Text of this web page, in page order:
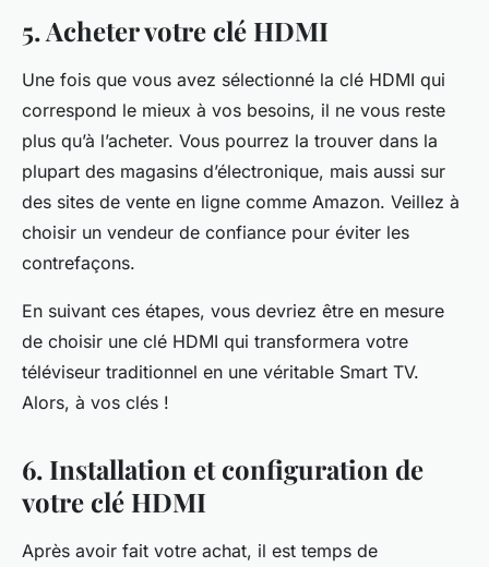
5. Acheter votre clé HDMI
Une fois que vous avez sélectionné la clé HDMI qui
correspond le mieux à vos besoins, il ne vous reste
plus qu’à l’acheter. Vous pourrez la trouver dans la
plupart des magasins d’électronique, mais aussi sur
des sites de vente en ligne comme Amazon. Veillez à
choisir un vendeur de confiance pour éviter les
contrefaçons.
En suivant ces étapes, vous devriez être en mesure
de choisir une clé HDMI qui transformera votre
téléviseur traditionnel en une véritable Smart TV.
Alors, à vos clés !
6. Installation et configuration de
votre clé HDMI
Après avoir fait votre achat, il est temps de